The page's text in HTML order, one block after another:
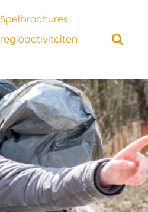
Spelbrochures
regioactiviteiten